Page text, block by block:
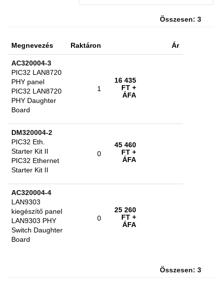
Összesen: 3
Megnevezés Raktáron Ár
AC320004-3
PIC32 LAN8720
PHY panel
PIC32 LAN8720
PHY Daughter
Board
1
16 435
FT +
ÁFA
DM320004-2
PIC32 Eth.
Starter Kit II
PIC32 Ethernet
Starter Kit II
0
45 460
FT +
ÁFA
AC320004-4
LAN9303
kiegészítő panel
LAN9303 PHY
Switch Daughter
Board
0
25 260
FT +
ÁFA
Összesen: 3